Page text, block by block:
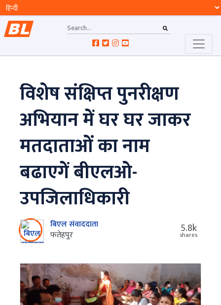
विशेष संक्षिप्त पुनरीक्षण
अभियान में घर घर जाकर
मतदाताओं का नाम
बढाएगें बीएलओ-
उपजिलाधिकारी
बिएल संवाददाता
फतेहपुर
5.8k
shares